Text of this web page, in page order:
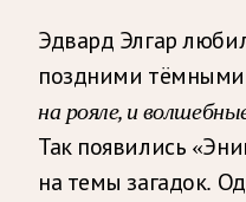
Эдвард Элгар
поздними
на рояле, и
Так появились
на темы загадок.